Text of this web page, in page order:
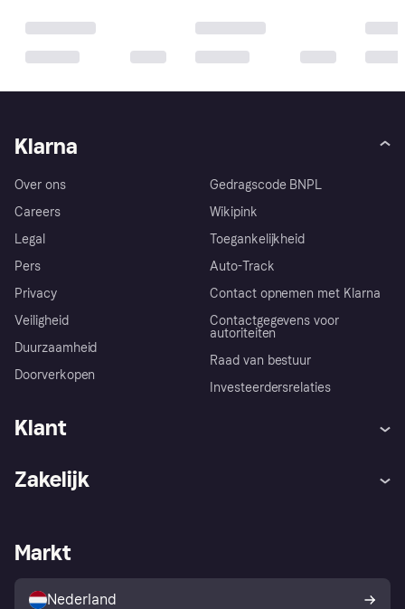
Klarna
Over ons
Careers
Legal
Pers
Privacy
Veiligheid
Duurzaamheid
Doorverkopen
Gedragscode BNPL
Wikipink
Toegankelijkheid
Auto-Track
Contact opnemen met Klarna
Contactgegevens voor
autoriteiten
Raad van bestuur
Investeerdersrelaties
Klant
Winkeloverzicht
Kopersbescherming voor
consumenten
Zakelijk
Zakelijke login
Markt
Nederland